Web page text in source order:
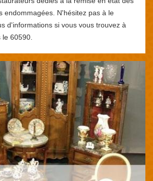
endommagées. N'hésitez pas à le
d'informations si vous vous trouvez à
60590.